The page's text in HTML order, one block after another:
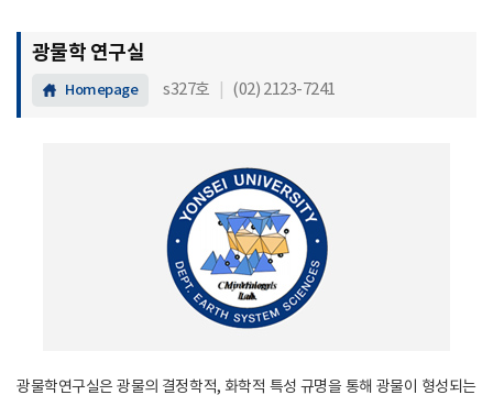
광물학 연구실
Homepage s327호 (02) 2123-7241
광물학연구실은 광물의 결정학적, 화학적 특성 규명을 통해 광물이 형성되는